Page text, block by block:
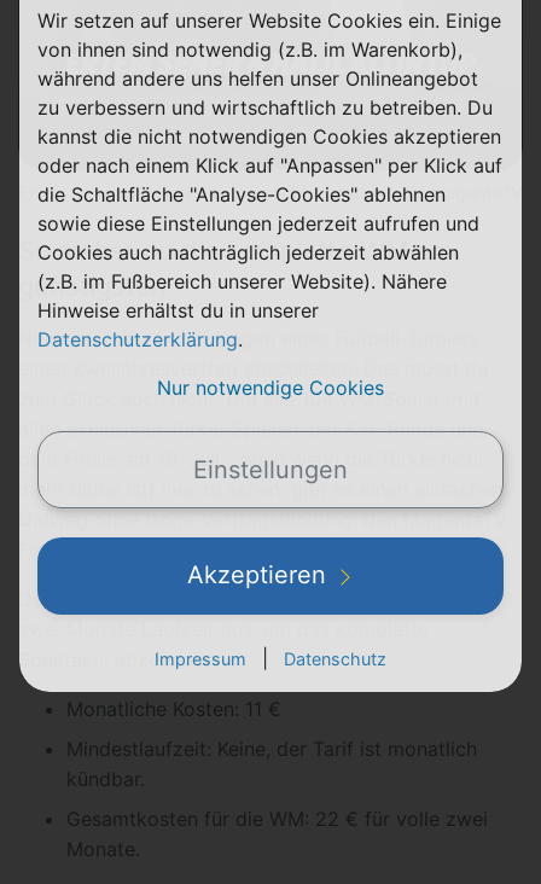
Ertem Şener und Halil Altintop als Moderatoren bei MagentaTV
So siehst du die komplette WM am
günstigsten
Niemand möchte nur wegen eines Fußball-Turniers
zum Glück auch nicht. Um alle 104 WM-Spiele (mit
allen exklusiven Türkei-Spielen, der K.o.-Runde und
dem Finale am 19. Juli – auch wenn die Türkei nicht
mehr dabei ist) live zu sehen, gibt es einen einfachen
Umweg ohne lange Vertragsbindung: den MagentaTV
Flex Tarif.
Da das Turnier genau fünf Wochen läuft, reichen exakt
Spektakel abzudecken.
Monatliche Kosten: 11 €
Mindestlaufzeit: Keine, der Tarif ist monatlich
kündbar.
Gesamtkosten für die WM: 22 € für volle zwei
Monate.
Wir setzen auf unserer Website Cookies ein. Einige
von ihnen sind notwendig (z.B. im Warenkorb),
während andere uns helfen unser Onlineangebot
zu verbessern und wirtschaftlich zu betreiben. Du
kannst die nicht notwendigen Cookies akzeptieren
oder nach einem Klick auf "Anpassen" per Klick auf
die Schaltfläche "Analyse-Cookies" ablehnen
sowie diese Einstellungen jederzeit aufrufen und
Cookies auch nachträglich jederzeit abwählen
(z.B. im Fußbereich unserer Website). Nähere
Hinweise erhältst du in unserer
Datenschutzerklärung.
Nur notwendige Cookies
Einstellungen
Akzeptieren
Impressum Datenschutz